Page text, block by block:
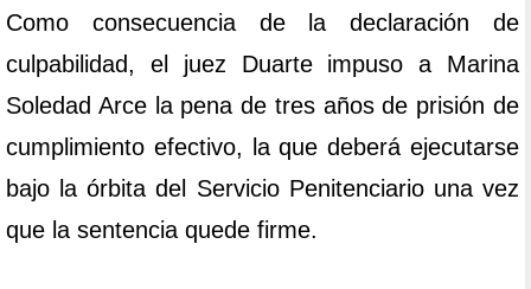
Como consecuencia de la declaración de
culpabilidad, el juez Duarte impuso a Marina
Soledad Arce la pena de tres años de prisión de
cumplimiento efectivo, la que deberá ejecutarse
bajo la órbita del Servicio Penitenciario una vez
que la sentencia quede firme.